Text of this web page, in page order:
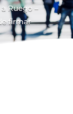
Ruego –
firmar